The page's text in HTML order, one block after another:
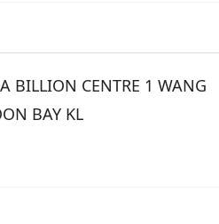
BILLION CENTRE 1 WANG
BAY KL